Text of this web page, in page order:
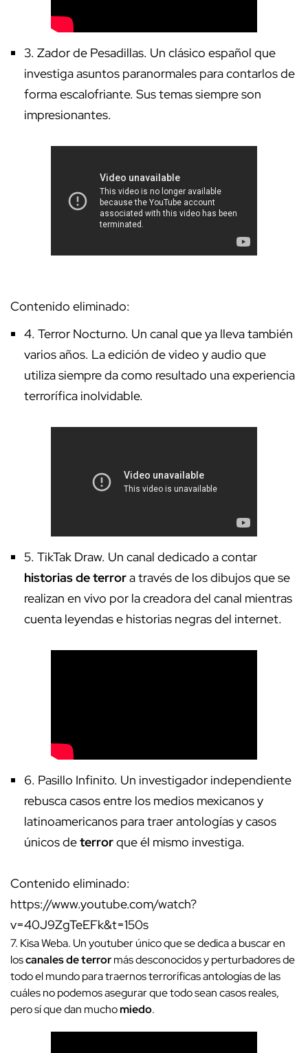
3. Zador de Pesadillas. Un clásico español que
investiga asuntos paranormales para contarlos de
forma escalofriante. Sus temas siempre son
impresionantes.
Contenido eliminado:
4. Terror Nocturno. Un canal que ya lleva también
varios años. La edición de video y audio que
utiliza siempre da como resultado una experiencia
terrorífica inolvidable.
5. TikTak Draw. Un canal dedicado a contar
historias de terrora través de los dibujos que se
realizan en vivo por la creadora del canal mientras
cuenta leyendas e historias negras del internet.
6. Pasillo Infinito. Un investigador independiente
rebusca casos entre los medios mexicanos y
latinoamericanos para traer antologías y casos
únicos deterrorque él mismo investiga.
Contenido eliminado:
https://www.youtube.com/watch?
v=40J9ZgTeEFk&t=150s
7. Kisa Weba. Un youtuber único que se dedica a buscar en
loscanales de terrormás desconocidos y perturbadores de
todo el mundo para traernos terroríficas antologías de las
cuáles no podemos asegurar que todo sean casos reales,
pero sí que dan muchomiedo.